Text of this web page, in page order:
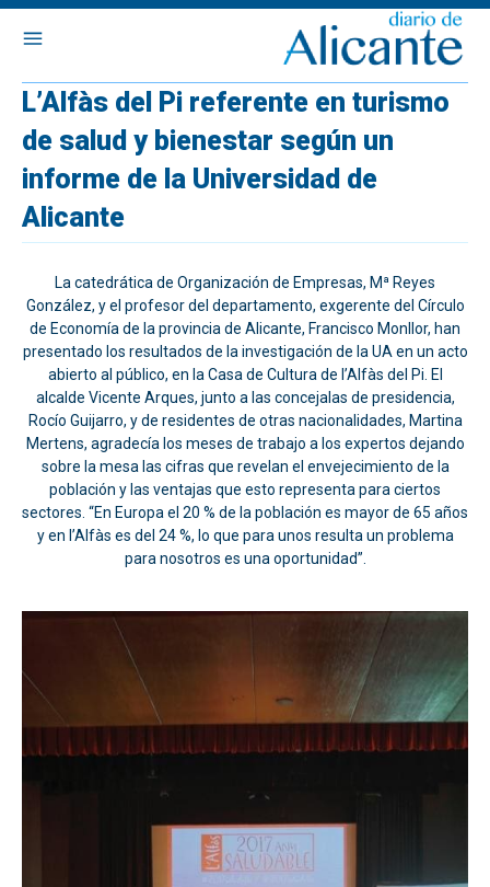
L’Alfàs del Pi referente en turismo
de salud y bienestar según un
informe de la Universidad de
Alicante
La catedrática de Organización de Empresas, Mª Reyes
González, y el profesor del departamento, exgerente del Círculo
de Economía de la provincia de Alicante, Francisco Monllor, han
presentado los resultados de la investigación de la UA en un acto
abierto al público, en la Casa de Cultura de l’Alfàs del Pi. El
alcalde Vicente Arques, junto a las concejalas de presidencia,
Rocío Guijarro, y de residentes de otras nacionalidades, Martina
Mertens, agradecía los meses de trabajo a los expertos dejando
sobre la mesa las cifras que revelan el envejecimiento de la
población y las ventajas que esto representa para ciertos
sectores. “En Europa el 20 % de la población es mayor de 65 años
y en l’Alfàs es del 24 %, lo que para unos resulta un problema
para nosotros es una oportunidad”.